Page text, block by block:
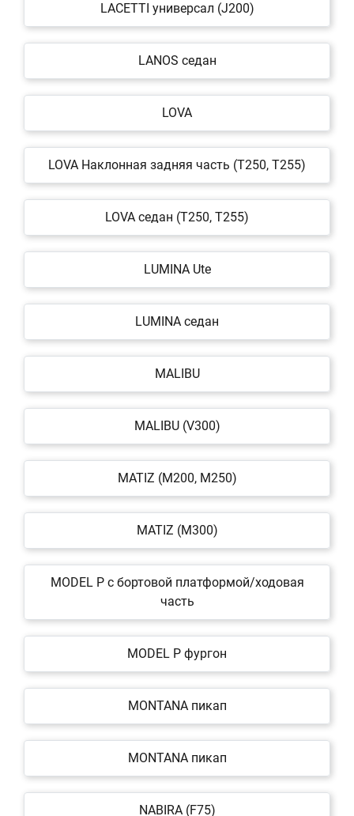
LACETTI универсал (J200)
LANOS седан
LOVA
LOVA Наклонная задняя часть (T250, T255)
LOVA седан (T250, T255)
LUMINA Ute
LUMINA седан
MALIBU
MALIBU (V300)
MATIZ (M200, M250)
MATIZ (M300)
MODEL P c бортовой платформой/ходовая
часть
MODEL P фургон
MONTANA пикап
MONTANA пикап
NABIRA (F75)